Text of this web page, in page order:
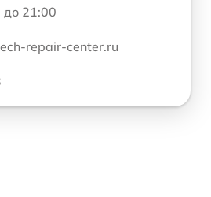
до 21:00
repair-center.ru